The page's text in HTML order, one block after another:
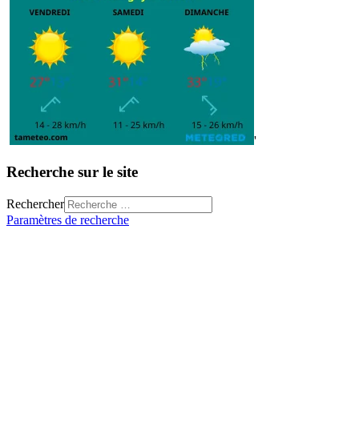
'
Recherche sur le site
Rechercher
Paramètres de recherche